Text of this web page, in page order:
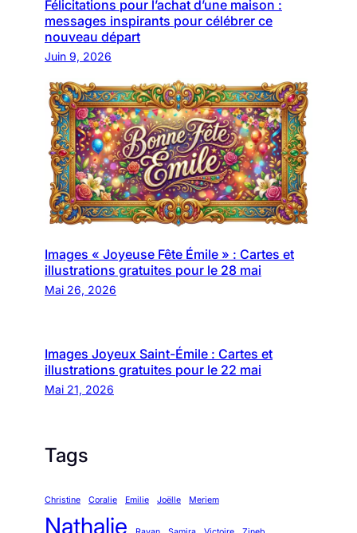
Félicitations pour l’achat d’une maison :
messages inspirants pour célébrer ce
nouveau départ
Juin 9, 2026
Images « Joyeuse Fête Émile » : Cartes et
illustrations gratuites pour le 28 mai
Mai 26, 2026
Images Joyeux Saint-Émile : Cartes et
illustrations gratuites pour le 22 mai
Mai 21, 2026
Tags
Christine Coralie Emilie Joëlle Meriem
Nathalie